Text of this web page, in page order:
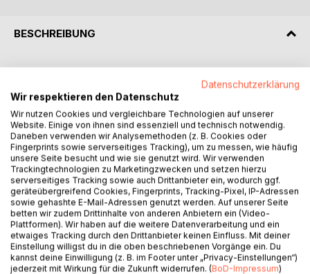
BESCHREIBUNG
Menschen gewesen ist, dann ist es beinahe unmöglich,
weiterzumachen. Man sucht nach einer Erklärung dafür,
warum einem etwas so Wundervolles geschenkt wurde -
nur, um es wieder zu verlieren.
Ein kitschiges Happyend war alles, was ich wollte. Eine
Seelenliebe, die sämtliche Hindernisse und Psychosen
überwindet - und zu einem Schokokeks hätte ich auch
nicht Nein gesagt. Was das Leben für mich plante, war
etwas vollkommen anderes. Eine Reise nach Schottland
und zu mir selbst. Eine Anstellung in einem Herrenhaus
voller Neid und Intrigen. Und einen Fehler, den ich nicht
mehr rückgängig machen kann.
Datenschutzerklärung
Wir respektieren den Datenschutz
Wir nutzen Cookies und vergleichbare Technologien auf unserer
Website. Einige von ihnen sind essenziell und technisch notwendig.
Daneben verwenden wir Analysemethoden (z. B. Cookies oder
Fingerprints sowie serverseitiges Tracking), um zu messen, wie häufig
unsere Seite besucht und wie sie genutzt wird. Wir verwenden
Trackingtechnologien zu Marketingzwecken und setzen hierzu
serverseitiges Tracking sowie auch Drittanbieter ein, wodurch ggf.
geräteübergreifend Cookies, Fingerprints, Tracking-Pixel, IP-Adressen
sowie gehashte E-Mail-Adressen genutzt werden. Auf unserer Seite
betten wir zudem Drittinhalte von anderen Anbietern ein (Video-
Plattformen). Wir haben auf die weitere Datenverarbeitung und ein
etwaiges Tracking durch den Drittanbieter keinen Einfluss. Mit deiner
Einstellung willigst du in die oben beschriebenen Vorgänge ein. Du
kannst deine Einwilligung (z. B. im Footer unter „Privacy-Einstellungen“)
jederzeit mit Wirkung für die Zukunft widerrufen. (BoD-Impressum)